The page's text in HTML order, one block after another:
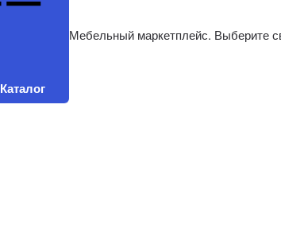
Каталог
Мебельный маркетплейс. Выберите